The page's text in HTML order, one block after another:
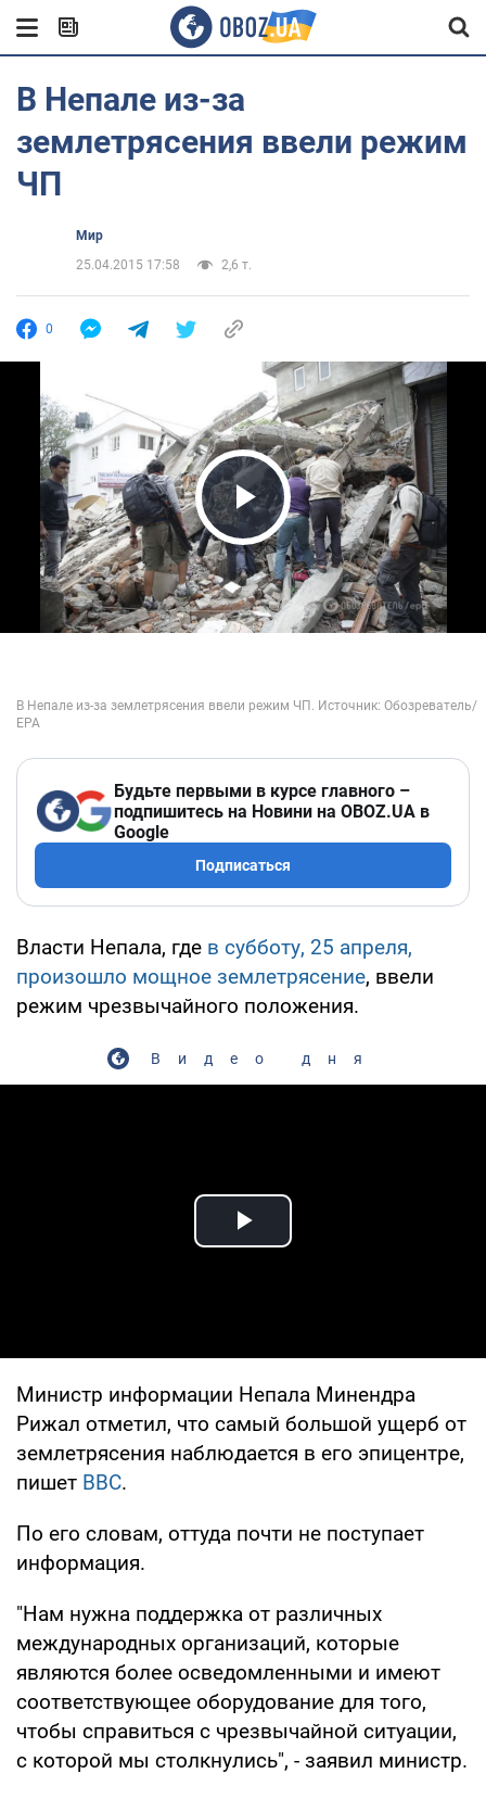
В Непале из-за
землетрясения ввели режим
ЧП
Мир
25.04.2015 17:58
2,6 т.
0
Play Video
Будьте первыми в курсе главного –
подпишитесь на Новини на OBOZ.UA в
Google
Подписаться
Власти Непала, где в субботу, 25 апреля,
произошло мощное землетрясение, ввели
режим чрезвычайного положения.
Видео дня
Play Video
Министр информации Непала Минендра
Рижал отметил, что самый большой ущерб от
землетрясения наблюдается в его эпицентре,
пишет ВВС.
По его словам, оттуда почти не поступает
информация.
"Нам нужна поддержка от различных
международных организаций, которые
являются более осведомленными и имеют
соответствующее оборудование для того,
чтобы справиться с чрезвычайной ситуации,
с которой мы столкнулись", - заявил министр.